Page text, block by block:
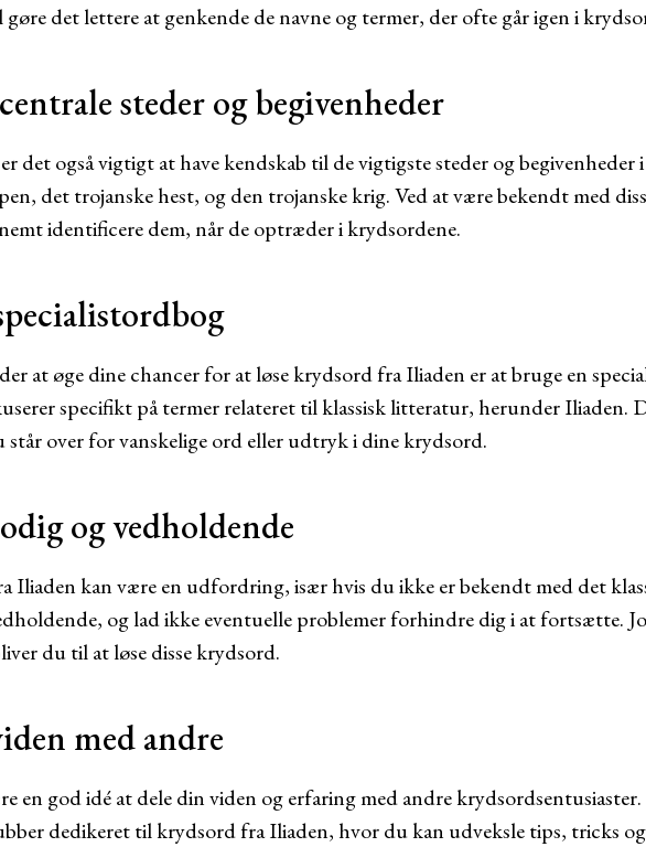
det lettere at genkende de navne og termer, der ofte går igen i
steder og begivenheder
det også vigtigt at have kendskab til de vigtigste steder og begivenheder
det trojanske hest, og den trojanske krig. Ved at være bekendt med
identificere dem, når de optræder i krydsordene.
at øge dine chancer for at løse krydsord fra Iliaden er at bruge en
specifikt på termer relateret til klassisk litteratur, herunder Iliaden.
over for vanskelige ord eller udtryk i dine krydsord.
og vedholdende
Iliaden kan være en udfordring, især hvis du ikke er bekendt med det
og lad ikke eventuelle problemer forhindre dig i at fortsætte.
du til at løse disse krydsord.
med andre
en god idé at dele din viden og erfaring med andre
dedikeret til krydsord fra Iliaden, hvor du kan udveksle tips, tricks